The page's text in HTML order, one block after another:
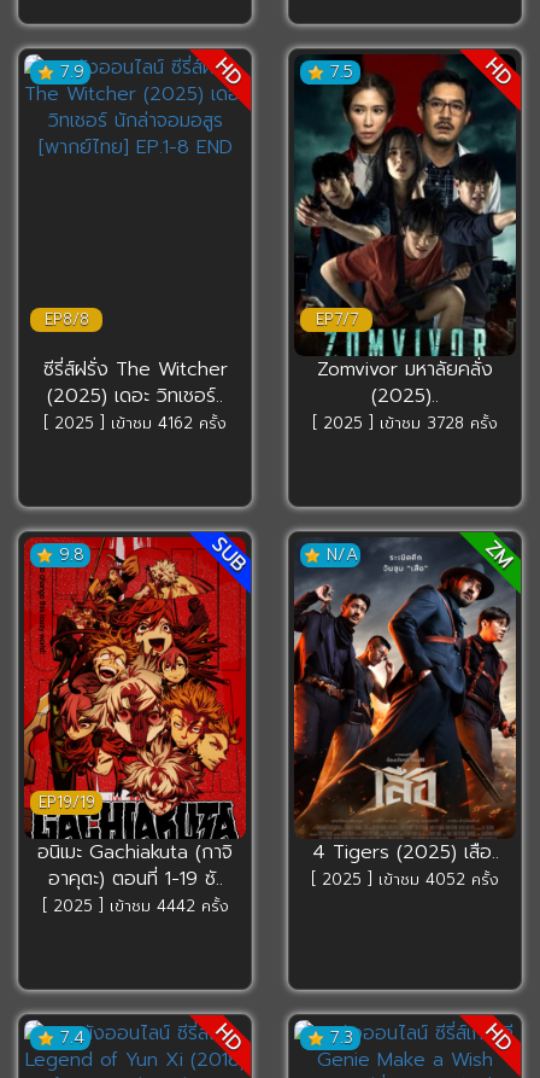
7.9
EP8/8
HD
ซีรี่ส์ฝรั่ง The Witcher
(2025) เดอะ วิทเชอร์..
[ 2025 ] เข้าชม 4162 ครั้ง
7.5
EP7/7
HD
Zomvivor มหาลัยคลั่ง
(2025)..
[ 2025 ] เข้าชม 3728 ครั้ง
9.8
EP19/19
SUB
อนิเมะ Gachiakuta (กาจิ
อาคุตะ) ตอนที่ 1-19 ซั..
[ 2025 ] เข้าชม 4442 ครั้ง
N/A ZM
4 Tigers (2025) เสือ..
[ 2025 ] เข้าชม 4052 ครั้ง
7.4 HD 7.3 HD